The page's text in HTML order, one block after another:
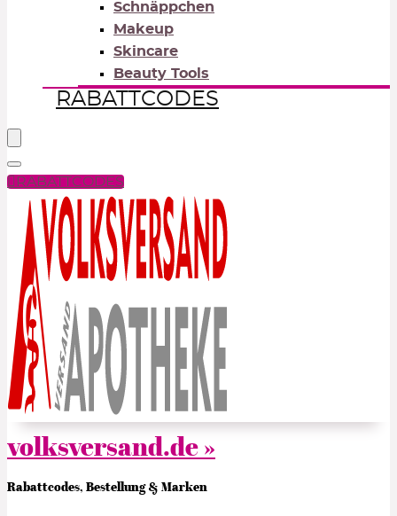
Schnäppchen
Makeup
Skincare
Beauty Tools
RABATTCODES
RABATTCODES
volksversand.de »
Rabattcodes, Bestellung & Marken